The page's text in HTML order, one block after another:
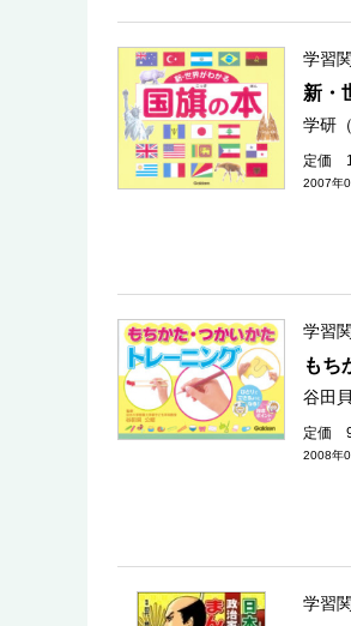
学習
新・
学研
定価
2007年
学習
もち
谷田
定価
2008年
学習